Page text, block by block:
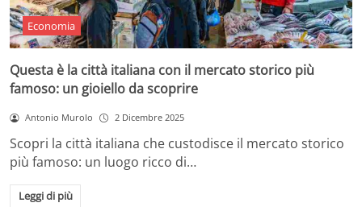
Economia
Questa è la città italiana con il mercato storico più
famoso: un gioiello da scoprire
Antonio Murolo 2 Dicembre 2025
Scopri la città italiana che custodisce il mercato storico
più famoso: un luogo ricco di…
Leggi di più